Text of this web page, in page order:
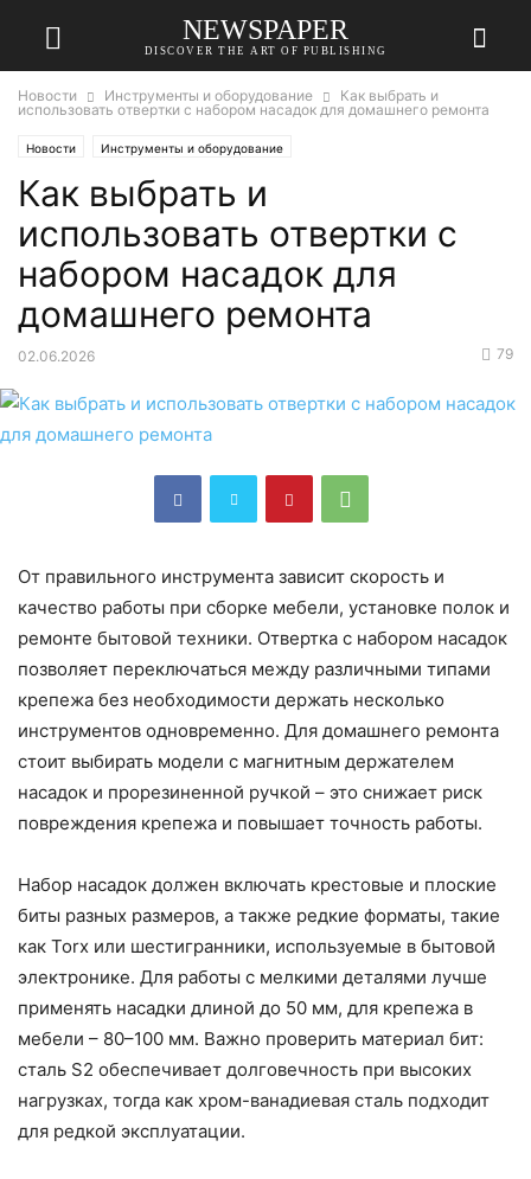
NEWSPAPER
DISCOVER THE ART OF PUBLISHING
Новости Инструменты и оборудование
Как выбрать и
использовать отвертки с набором насадок для домашнего ремонта
Новости Инструменты и оборудование
Как выбрать и
использовать отвертки с
набором насадок для
домашнего ремонта
02.06.2026 79
От правильного инструмента зависит скорость и
качество работы при сборке мебели, установке полок и
ремонте бытовой техники. Отвертка с набором насадок
позволяет переключаться между различными типами
крепежа без необходимости держать несколько
инструментов одновременно. Для домашнего ремонта
стоит выбирать модели с магнитным держателем
насадок и прорезиненной ручкой – это снижает риск
повреждения крепежа и повышает точность работы.
Набор насадок должен включать крестовые и плоские
биты разных размеров, а также редкие форматы, такие
как Torx или шестигранники, используемые в бытовой
электронике. Для работы с мелкими деталями лучше
применять насадки длиной до 50 мм, для крепежа в
мебели – 80–100 мм. Важно проверить материал бит:
сталь S2 обеспечивает долговечность при высоких
нагрузках, тогда как хром-ванадиевая сталь подходит
для редкой эксплуатации.